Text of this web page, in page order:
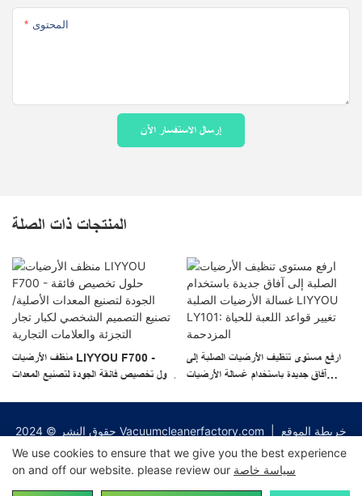
المحتوى
إرسال الاستفسار الآن
المنتجات ذات الصلة
منظف ​​الأرضيات LIYYOU F700 -
حلول تخصيص فائقة الجودة لتصنيع المعدات
ارفع مستوى تنظيف الأرضيات الصلبة إلى
آفاق جديدة باستخدام غسالة الأرضيات
Vacuumcleanerfactory.com
خريطة الموقع
|
Pريفاسي Pأوليسي
We use cookies to ensure that we give you the best experience
on and off our website. please review our سياسة خاصة